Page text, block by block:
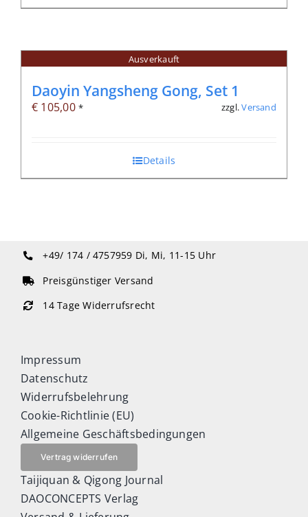
Ausverkauft
Daoyin Yangsheng Gong, Set 1
€ 105,00 * zzgl.Versand
Details
+49/ 174 / 4757959 Di, Mi, 11-15 Uhr
Preisgünstiger Versand
14 Tage Widerrufsrecht
Impressum
Datenschutz
Widerrufsbelehrung
Cookie-Richtlinie (EU)
Allgemeine Geschäftsbedingungen
Vertrag widerrufen
Taijiquan & Qigong Journal
DAOCONCEPTS Verlag